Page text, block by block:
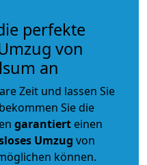
perfekte
von
an
Zeit und lassen Sie
Sie die
garantiert einen
Umzug von
können.